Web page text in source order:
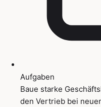
Aufgaben
Baue starke
den Vertrieb bei